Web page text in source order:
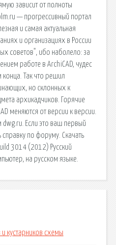
зависит от полноты
— прогрессивный портал
и самая актуальная
и организациях в России
советов", ибо наболело: за
работе в ArchiCAD, чудес
конца. Так что решил
но склонных к
архикадчиков. Горячие
меняются от версии к версии.
Если это ваш первый
справку по форуму. Скачать
3014 (2012) Русский
на русском языке.
и кустарников схемы